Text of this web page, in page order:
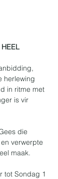
herlewing
in ritme met
is vir
die
verwerpte
maak.
tot Sondag 1